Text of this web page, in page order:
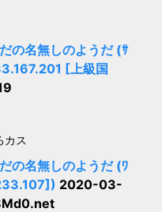
の名無しのようだ (ｻ
[上級国
カス
の名無しのようだ (ﾜ
2020-03-